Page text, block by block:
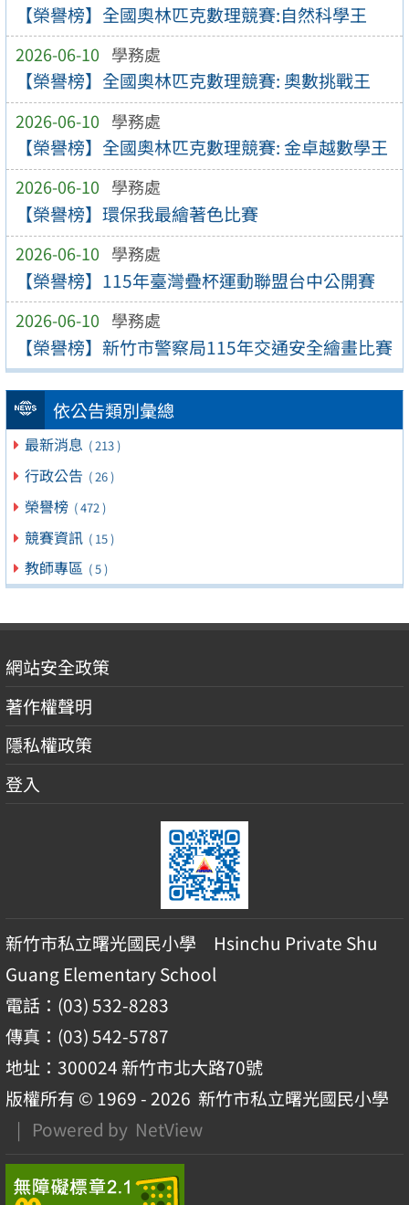
【榮譽榜】全國奧林匹克數理競賽:自然科學王
2026-06-10 學務處
【榮譽榜】全國奧林匹克數理競賽: 奧數挑戰王
2026-06-10 學務處
【榮譽榜】全國奧林匹克數理競賽: 金卓越數學王
2026-06-10 學務處
【榮譽榜】環保我最繪著色比賽
2026-06-10 學務處
【榮譽榜】115年臺灣疊杯運動聯盟台中公開賽
2026-06-10 學務處
【榮譽榜】新竹市警察局115年交通安全繪畫比賽
依公告類別彙總
最新消息 ( 213 )
行政公告 ( 26 )
榮譽榜 ( 472 )
競賽資訊 ( 15 )
教師專區 ( 5 )
網站安全政策
著作權聲明
隱私權政策
登入
新竹市私立曙光國民小學 Hsinchu Private Shu
Guang Elementary School
電話：(03) 532-8283
傳真：(03) 542-5787
地址：300024 新竹市北大路70號
版權所有 © 1969 - 2026 新竹市私立曙光國民小學
| Powered by NetView